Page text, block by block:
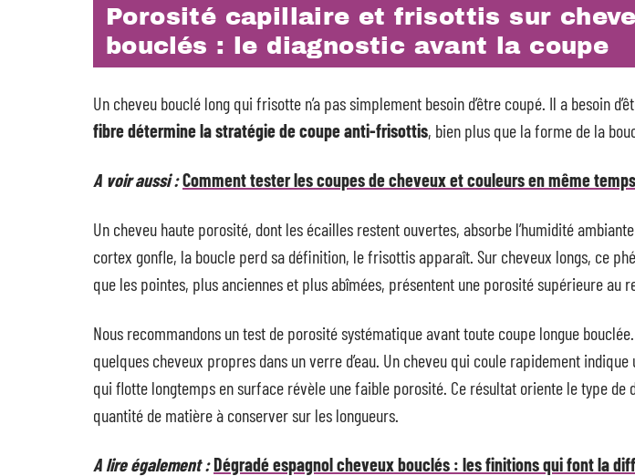
Porosité capillaire et frisottis sur
bouclés : le diagnostic avant la coupe
Un cheveu bouclé long qui frisotte n’a pas simplement besoin d’être coupé. Il a besoin
fibre détermine la stratégie de coupe anti-frisottis, bien plus que la forme de la
A voir aussi :Comment tester les coupes de cheveux et couleurs en même
Un cheveu haute porosité, dont les écailles restent ouvertes, absorbe l’humidité
cortex gonfle, la boucle perd sa définition, le frisottis apparaît. Sur cheveux longs, ce
que les pointes, plus anciennes et plus abîmées, présentent une porosité supérieure au
Nous recommandons un test de porosité systématique avant toute coupe longue
quelques cheveux propres dans un verre d’eau. Un cheveu qui coule rapidement
qui flotte longtemps en surface révèle une faible porosité. Ce résultat oriente le type de
quantité de matière à conserver sur les longueurs.
A lire également :Dégradé espagnol cheveux bouclés : les finitions qui font la